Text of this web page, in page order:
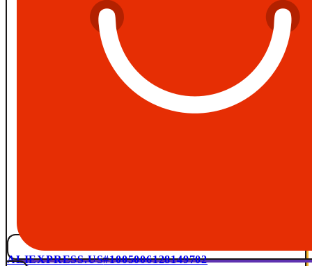
ALIEXPRESS.US#1005006128149702